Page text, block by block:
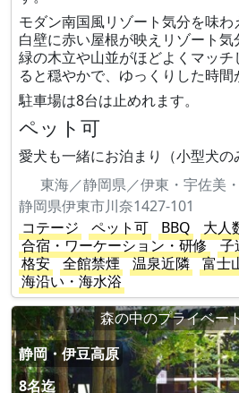
モダン南国風リゾート気分を味わ
白壁に赤い屋根が映えリゾート
緑の木立や山並がほどよくマッ
ると穏やかで、ゆっくりした時間
駐車場は8台は止めれます。
ペット可
愛犬も一緒にお泊まり（小型犬の
東海／静岡県／伊東・宇佐美
静岡県伊東市川奈1427-101
コテージ
ペット可 BBQ 大人
合宿・ワーケーション・研修
子
格安
全館禁煙 温泉近隣
富士
海沿い・海水浴
森の中のプライベー
静岡・伊豆高原
8名迄